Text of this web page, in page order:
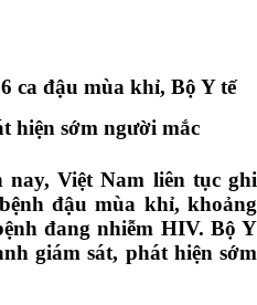
ca đậu mùa khỉ, Bộ Y tế
hiện sớm người mắc
nay, Việt Nam liên tục ghi
đậu mùa khỉ, khoảng
đang nhiễm HIV. Bộ Y
giám sát, phát hiện sớm